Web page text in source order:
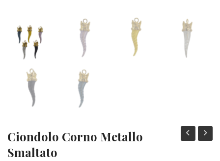
Ciondolo Corno Metallo
Smaltato